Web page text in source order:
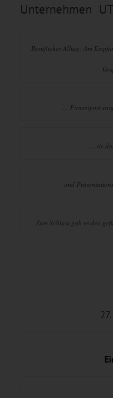
Unternehmen
Beruflicher Alltag: Am
… Firmenpost
…. sie
und
Zum Schluss gab es den